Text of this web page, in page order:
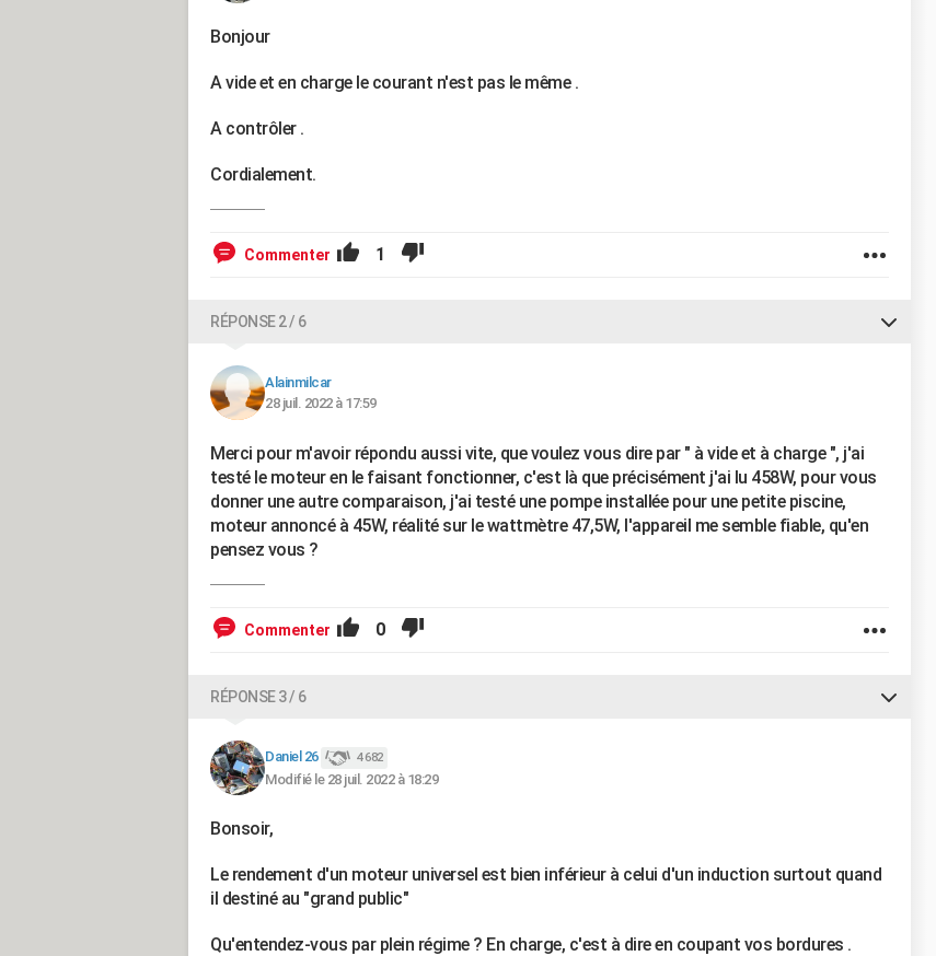
Bonjour
A vide et en charge le courant n'est pas le même .
A contrôler .
Cordialement.
Commenter 1
RÉPONSE 2 / 6
Alainmilcar
28 juil. 2022 à 17:59
Merci pour m'avoir répondu aussi vite, que voulez vous dire par " à vide et à charge ", j'ai
testé le moteur en le faisant fonctionner, c'est là que précisément j'ai lu 458W, pour vous
donner une autre comparaison, j'ai testé une pompe installée pour une petite piscine,
moteur annoncé à 45W, réalité sur le wattmètre 47,5W, l'appareil me semble fiable, qu'en
pensez vous ?
Commenter 0
RÉPONSE 3 / 6
Daniel 26 4 682
Modifié le 28 juil. 2022 à 18:29
Bonsoir,
Le rendement d'un moteur universel est bien inférieur à celui d'un induction surtout quand
il destiné au "grand public"
Qu'entendez-vous par plein régime ? En charge, c'est à dire en coupant vos bordures .